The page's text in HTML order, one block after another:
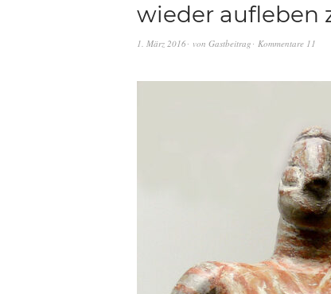
wieder aufleben
1. März 2016 von Gastbeitrag Kommentare 11